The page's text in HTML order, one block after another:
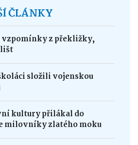
ČLÁNKY
vzpomínky z překližky,
složili vojenskou
kultury přilákal do
milovníky zlatého moku